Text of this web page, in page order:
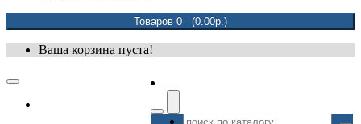
Товаров 0 (0.00р.)
Ваша корзина пуста!